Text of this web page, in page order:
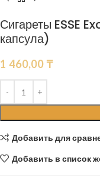
Сигареты ESSE
капсула)
1 460,00 ₸
Добавить для
Добавить в список